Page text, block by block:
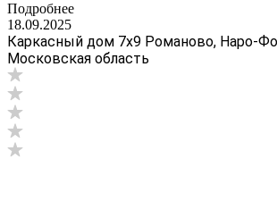
Подробнее
18.09.2025
Каркасный дом 7х9 Романово, Наро-
Московская область